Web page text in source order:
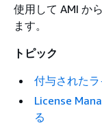
使用して AMI か
ます。
トピック
付与された
License
る